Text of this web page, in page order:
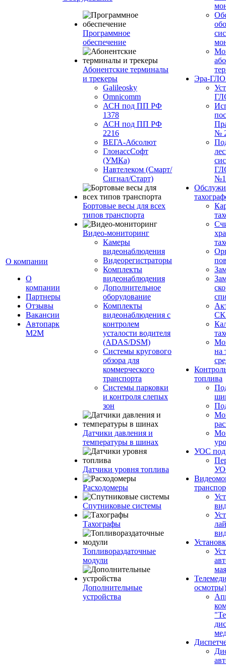
О компании
О
компании
Партнеры
Отзывы
Вакансии
Автопарк
М2М
Программное
обеспечение
Абонентские терминалы
и трекеры
Galileosky
Omnicomm
АСН под ПП РФ
1378
АСН под ПП РФ
2216
ВЕГА-Абсолют
ГлонассСофт
(УМКа)
Навтелеком (Смарт/
Сигнал/Старт)
Бортовые весы для всех
типов транспорта
Видео-мониторинг
Камеры
видеонаблюдения
Видеорегистраторы
Комплекты
видеонаблюдения
Дополнительное
оборудование
Комплекты
видеонаблюдения с
контролем
усталости водителя
(ADAS/DSM)
Системы кругового
обзора для
коммерческого
транспорта
Системы парковки
и контроля слепых
зон
Датчики давления и
температуры в шинах
Датчики уровня топлива
Расходомеры
Спутниковые системы
Тахографы
Топливораздаточные
модули
Дополнительные
устройства
Эра-
№
на
топлива
УОС
осмотры)